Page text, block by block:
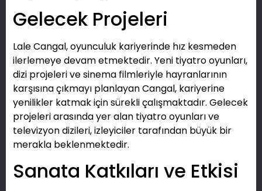
Gelecek Projeleri
Lale Cangal, oyunculuk kariyerinde hız kesmeden
ilerlemeye devam etmektedir. Yeni tiyatro oyunları,
dizi projeleri ve sinema filmleriyle hayranlarının
karşısına çıkmayı planlayan Cangal, kariyerine
yenilikler katmak için sürekli çalışmaktadır. Gelecek
projeleri arasında yer alan tiyatro oyunları ve
televizyon dizileri, izleyiciler tarafından büyük bir
merakla beklenmektedir.
Sanata Katkıları ve Etkisi